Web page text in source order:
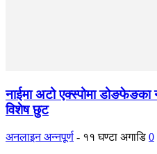
नाईमा अटो एक्स्पोमा
विशेष छुट
अनलाइन अन्नपूर्ण - ११ घण्टा अगाडि 0